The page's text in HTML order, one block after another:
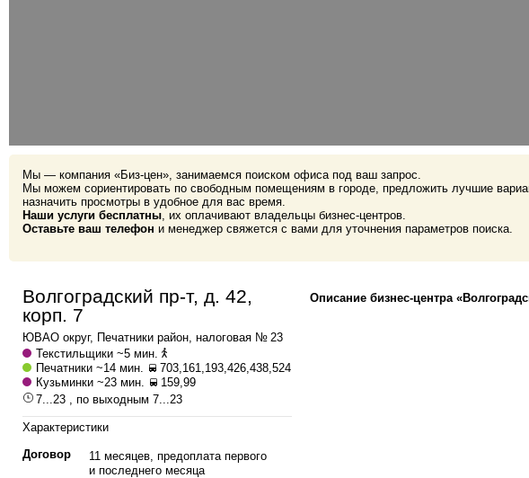
Мы — компания «Биз-цен», занимаемся поиском офиса под ваш запрос.
Мы можем сориентировать по свободным помещениям в городе, предложить лучшие
назначить просмотры в удобное для вас время.
Наши услуги бесплатны, их оплачивают владельцы бизнес-центров.
Оставьте ваш телефон и менеджер свяжется с вами для уточнения параметров поиска.
Волгоградский пр-т, д. 42,
корп. 7
ЮВАО округ, Печатники район, налоговая № 23
Текстильщики ~5 мин.
Печатники ~14 мин.
703,161,193,426,438,524
Кузьминки ~23 мин.
159,99
7...23 , по выходным 7...23
Характеристики
Договор
11 месяцев, предоплата первого
и последнего месяца
Описание бизнес-центра